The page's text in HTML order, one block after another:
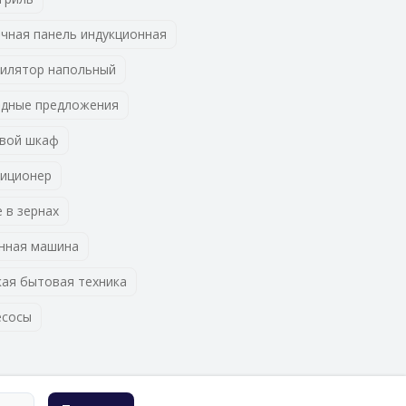
панель индукционная
напольный
предложения
шкаф
зернах
машина
бытовая техника